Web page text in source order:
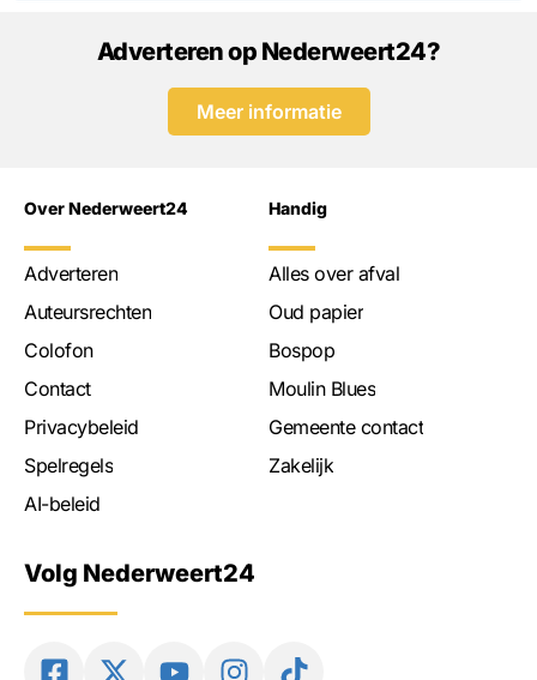
Adverteren op Nederweert24?
Meer informatie
Over Nederweert24
Adverteren
Auteursrechten
Colofon
Contact
Privacybeleid
Spelregels
AI-beleid
Handig
Alles over afval
Oud papier
Bospop
Moulin Blues
Gemeente contact
Zakelijk
Volg Nederweert24